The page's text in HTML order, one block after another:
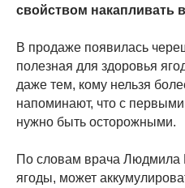
свойством накапливать
В продаже появилась
полезная для здоровья
даже тем, кому нельзя
напоминают, что с
нужно быть осторожными.
По словам врача Людмила
ягоды, может